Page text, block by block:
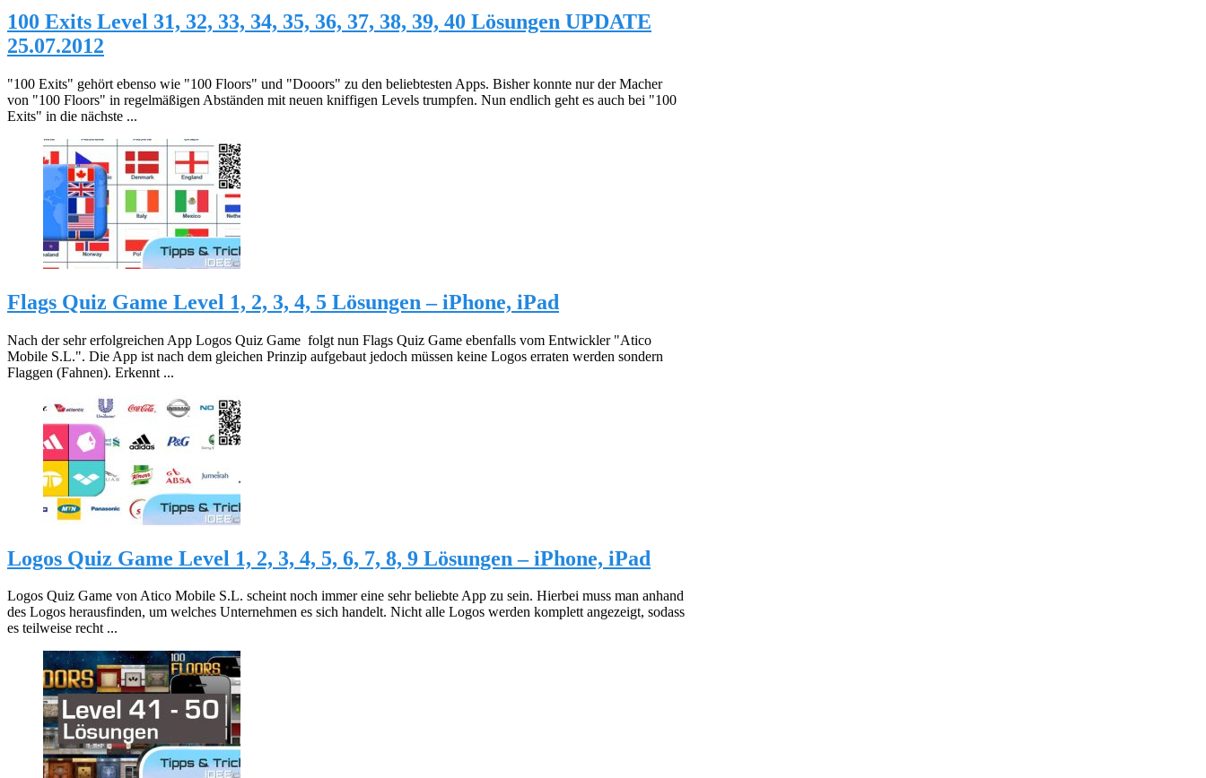
100 Exits Level 31, 32, 33, 34, 35, 36, 37, 38, 39, 40 Lösungen UPDATE
25.07.2012
"100 Exits" gehört ebenso wie "100 Floors" und "Dooors" zu den beliebtesten Apps. Bisher konnte nur der Macher
von "100 Floors" in regelmäßigen Abständen mit neuen kniffigen Levels trumpfen. Nun endlich geht es auch bei "100
Exits" in die nächste ...
Flags Quiz Game Level 1, 2, 3, 4, 5 Lösungen – iPhone, iPad
Nach der sehr erfolgreichen App Logos Quiz Game folgt nun Flags Quiz Game ebenfalls vom Entwickler "Atico
Mobile S.L.". Die App ist nach dem gleichen Prinzip aufgebaut jedoch müssen keine Logos erraten werden sondern
Flaggen (Fahnen). Erkennt ...
Logos Quiz Game Level 1, 2, 3, 4, 5, 6, 7, 8, 9 Lösungen – iPhone, iPad
Logos Quiz Game von Atico Mobile S.L. scheint noch immer eine sehr beliebte App zu sein. Hierbei muss man anhand
des Logos herausfinden, um welches Unternehmen es sich handelt. Nicht alle Logos werden komplett angezeigt, sodass
es teilweise recht ...